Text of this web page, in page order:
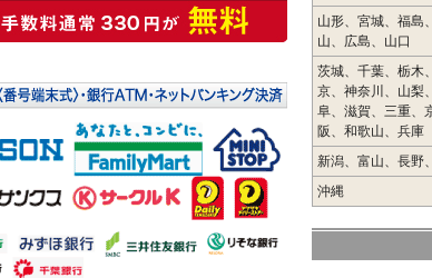
山形、宮城、福島
山、広島、山口
茨城、千葉、栃木
京、神奈川、山梨
阜、滋賀、三重、
阪、和歌山、兵庫
新潟、富山、長野
沖縄